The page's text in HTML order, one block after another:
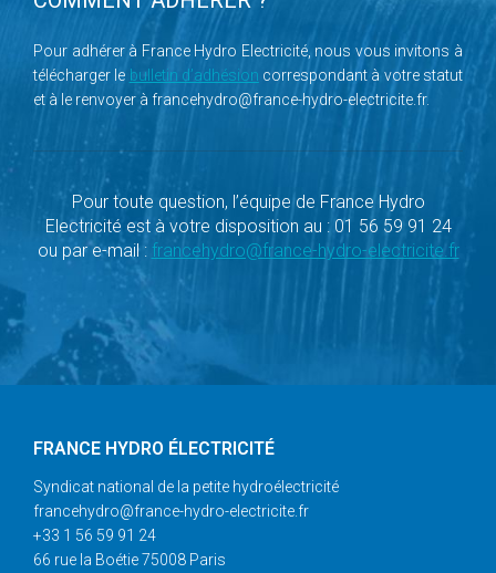
Pour adhérer à France Hydro Electricité, nous vous invitons à
télécharger le bulletin d’adhésion correspondant à votre statut
et à le renvoyer à francehydro@france-hydro-electricite.fr.
Pour toute question, l’équipe de France Hydro
Electricité est à votre disposition au : 01 56 59 91 24
ou par e-mail : francehydro@france-hydro-electricite.fr
FRANCE HYDRO ÉLECTRICITÉ
Syndicat national de la petite hydroélectricité
francehydro@france-hydro-electricite.fr
+33 1 56 59 91 24
66 rue la Boétie 75008 Paris